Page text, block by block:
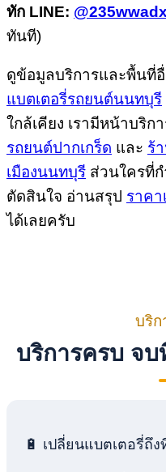
ทัก LINE: @235wwadx
ทันที)
ดูข้อมูลบริการและพื้นที่อื่
แบตเตอรี่รถยนต์นนทบุรี
ใกล้เคียง เรามีหน้าบริก
รถยนต์ปากเกร็ด และ ร้
เมืองนนทบุรี ส่วนใครที่ก
ตัดสินใจ อ่านสรุป ราคา
ได้เลยครับ
บริก
บริการครบ จบ
🔋 เปลี่ยนแบตเตอรี่ถึง